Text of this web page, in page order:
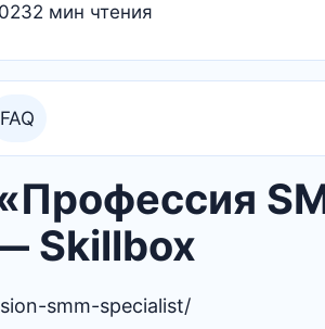
2 мин чтения
FAQ
Skillbox
smm-specialist/